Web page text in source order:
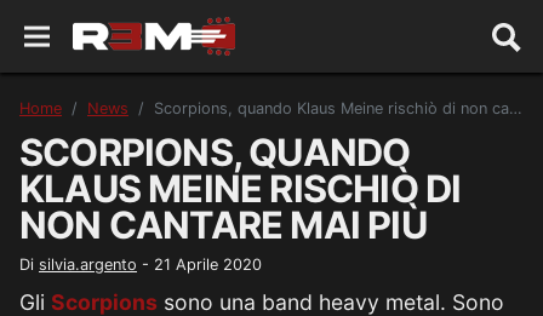
Home News Scorpions, quando Klaus Meine rischiò di non cantare mai più
SCORPIONS, QUANDO
KLAUS MEINE RISCHIÒ DI
NON CANTARE MAI PIÙ
Di silvia.argento - 21 Aprile 2020
Gli Scorpions sono una band heavy metal. Sono